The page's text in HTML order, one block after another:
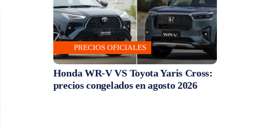
PRECIOS OFICIALES
Honda WR-V VS Toyota Yaris Cross:
precios congelados en agosto 2026